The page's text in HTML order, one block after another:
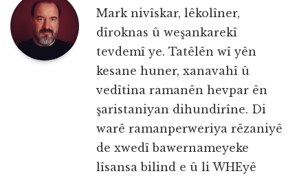
Mark nivîskar, lêkolîner,
dîroknas û weşankarekî
tevdemî ye. Tatêlên wî yên
kesane huner, xanavahî û
vedîtina ramanên hevpar ên
şaristaniyan dihundirîne. Di
warê ramanperweriya rêzaniyê
de xwedî bawernameyeke
lîsansa bilind e û li WHEyê